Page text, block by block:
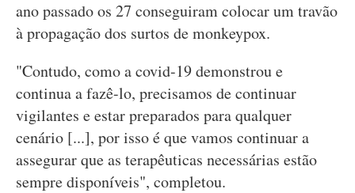
ano passado os 27 conseguiram colocar um travão
à propagação dos surtos de monkeypox.
"Contudo, como a covid-19 demonstrou e
continua a fazê-lo, precisamos de continuar
vigilantes e estar preparados para qualquer
cenário [...], por isso é que vamos continuar a
assegurar que as terapêuticas necessárias estão
sempre disponíveis", completou.